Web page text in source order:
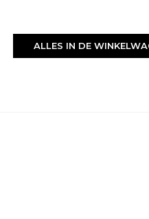
ALLES IN DE